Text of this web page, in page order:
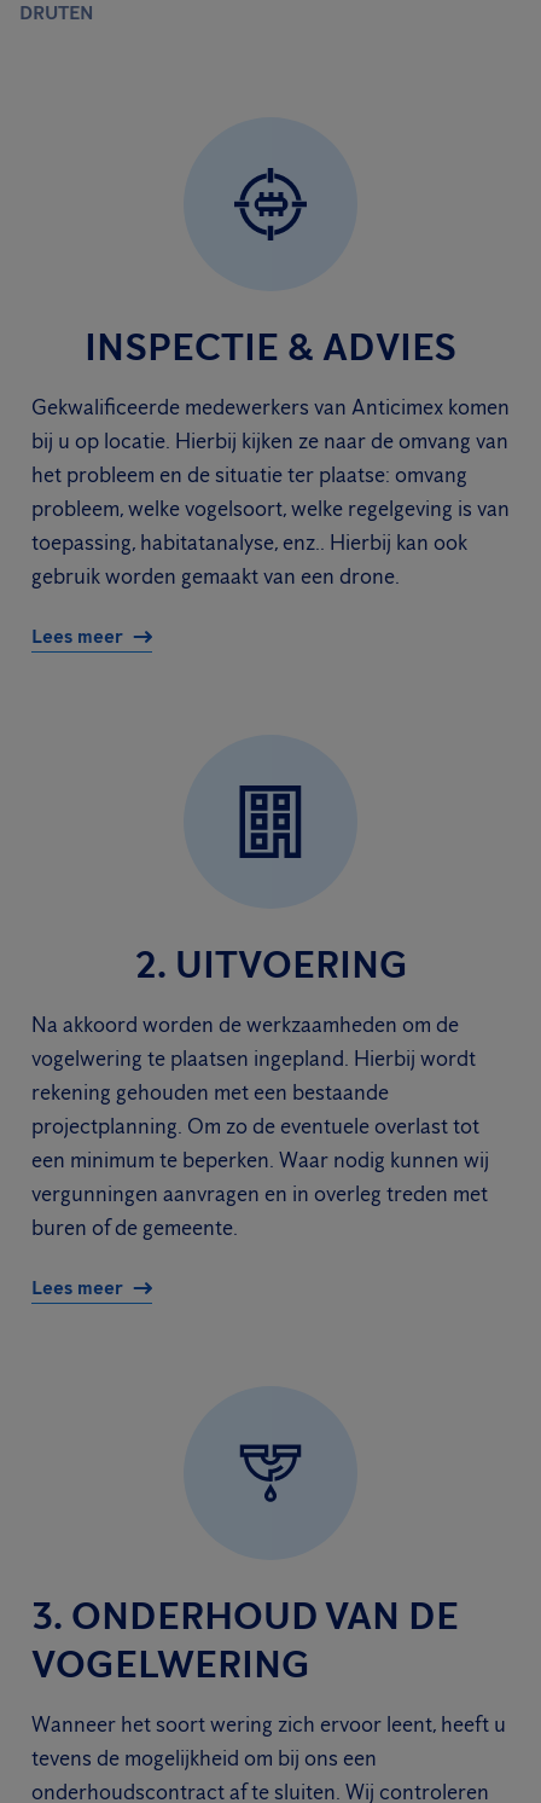
DRUTEN
INSPECTIE & ADVIES
Gekwalificeerde medewerkers van Anticimex komen
bij u op locatie. Hierbij kijken ze naar de omvang van
het probleem en de situatie ter plaatse: omvang
probleem, welke vogelsoort, welke regelgeving is van
toepassing, habitatanalyse, enz.. Hierbij kan ook
gebruik worden gemaakt van een drone.
Lees meer
2. UITVOERING
Na akkoord worden de werkzaamheden om de
vogelwering te plaatsen ingepland. Hierbij wordt
rekening gehouden met een bestaande
projectplanning. Om zo de eventuele overlast tot
een minimum te beperken. Waar nodig kunnen wij
vergunningen aanvragen en in overleg treden met
buren of de gemeente.
Lees meer
3. ONDERHOUD VAN DE
VOGELWERING
Wanneer het soort wering zich ervoor leent, heeft u
tevens de mogelijkheid om bij ons een
onderhoudscontract af te sluiten. Wij controleren